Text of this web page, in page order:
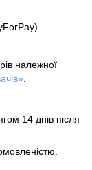
належної
.
14 днів після